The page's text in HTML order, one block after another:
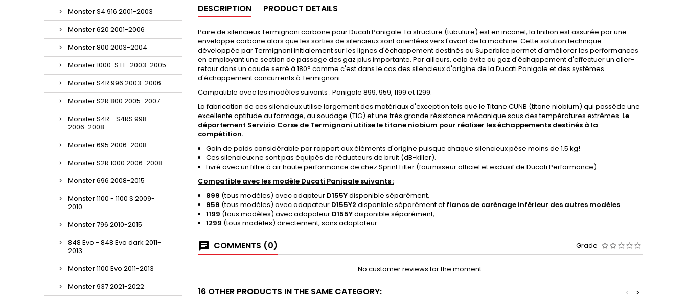
Monster S4 916 2001-2003
Monster 620 2001-2006
Monster 800 2003-2004
Monster 1000-S I.E. 2003-2005
Monster S4R 996 2003-2006
Monster S2R 800 2005-2007
Monster S4R - S4RS 998
2006-2008
Monster 695 2006-2008
Monster S2R 1000 2006-2008
Monster 696 2008-2015
Monster 1100 - 1100 S 2009-
2010
Monster 796 2010-2015
848 Evo - 848 Evo dark 2011-
2013
Monster 1100 Evo 2011-2013
Monster 937 2021-2022
DESCRIPTION PRODUCT DETAILS
Paire de silencieux Termignoni carbone pour Ducati Panigale. La structure (tubulure) est en inconel, la finition est assurée par une
enveloppe carbone alors que les sorties de silencieux sont orientées vers l'avant de la machine. Cette solution technique
développée par Termignoni initialement sur les lignes d'échappement destinés au Superbike permet d'améliorer les performances
en employant une section de passage des gaz plus importante. Par ailleurs, cela évite au gaz d'échappement d'effectuer un aller-
retour dans un coude serré à 180° comme c'est dans le cas des silencieux d'origine de la Ducati Panigale et des systèmes
d'échappement concurrents à Termignoni.
Compatible avec les modèles suivants : Panigale 899, 959, 1199 et 1299.
La fabrication de ces silencieux utilise largement des matériaux d'exception tels que le Titane CUNB (titane niobium) qui possède une
excellente aptitude au formage, au soudage (TIG) et une très grande résistance mécanique sous des températures extrêmes. Le
département Servizio Corse de Termignoni utilise le titane niobium pour réaliser leséchappements destinés à la
compétition.
Gain de poids considérable par rapport aux éléments d'origine puisque chaque silencieux pèse moins de 1.5 kg!
Ces silencieux ne sont pas équipés de réducteurs de bruit (dB-killer).
Livré avec un filtre à air haute performance de chez Sprint Filter (fournisseur officiel et exclusif de Ducati Performance).
Compatible avec les modèle Ducati Panigale suivants :
899 (tous modèles) avec adapteur D155Ydisponible séparément,
959 (tous modèles) avec adapateur D155Y2 disponible séparément et flancs de carénage inférieur des autres modèles
1199 (tous modèles) avec adapateur D155Ydisponible séparément,
1299 (tous modèles) directement, sans adaptateur.
COMMENTS (0) Grade
No customer reviews for the moment.
16 OTHER PRODUCTS IN THE SAME CATEGORY: >
<